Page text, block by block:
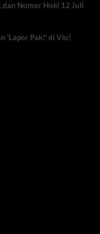
dan Nomor Hoki 12 Juli
‘Lapor Pak!’ di Viu!